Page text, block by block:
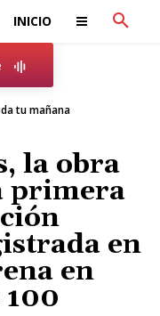
INICIO
tu mañana
la obra
primera
en
en